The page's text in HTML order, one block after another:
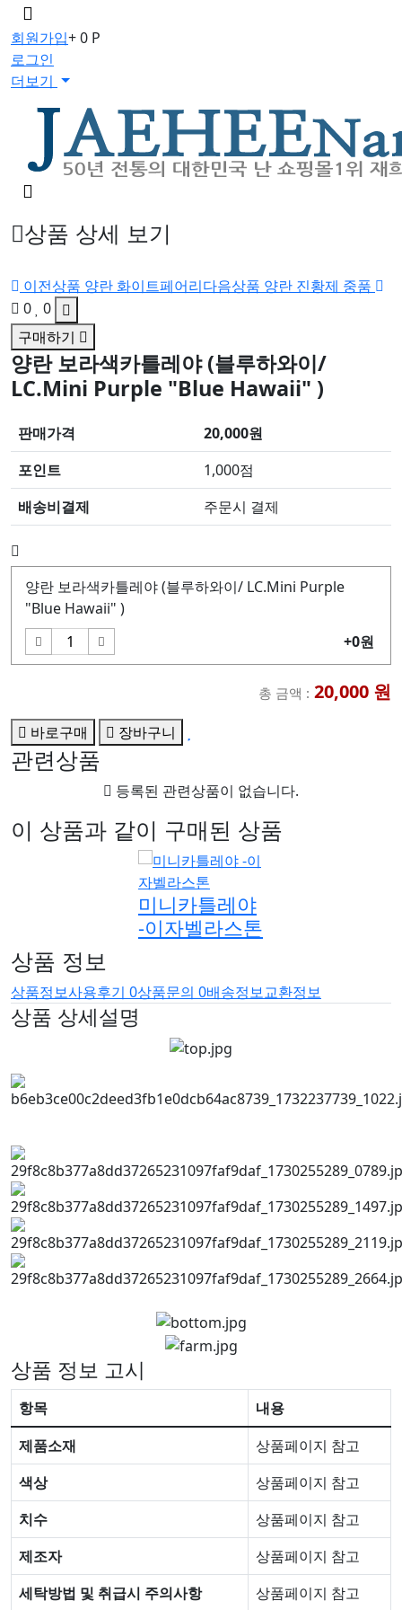
메
뉴
버
튼
회원가입+ 0 P
로그인
더보기
검
버
튼
상품 상세 보기
이전상품 양란 화이트페어리다음상품 양란 진황제 중품
0 0
구매하기
양란 보라색카틀레야 (블루하와이/
LC.Mini Purple "Blue Hawaii" )
판매가격
20,000원
포인트
1,000점
배송비결제
주문시 결제
양란 보라색카틀레야 (블루하와이/ LC.Mini Purple
"Blue Hawaii" )
+0원
총 금액 : 20,000 원
바로구매 장바구니
관련상품
등록된 관련상품이 없습니다.
이 상품과 같이 구매된 상품
미니카틀레야
-이자벨라스톤
상품 정보
상품정보사용후기 0상품문의 0배송정보교환정보
상품 상세설명
상품 정보 고시
항목
내용
제품소재
상품페이지 참고
색상
상품페이지 참고
치수
상품페이지 참고
제조자
상품페이지 참고
세탁방법 및 취급시 주의사항
상품페이지 참고